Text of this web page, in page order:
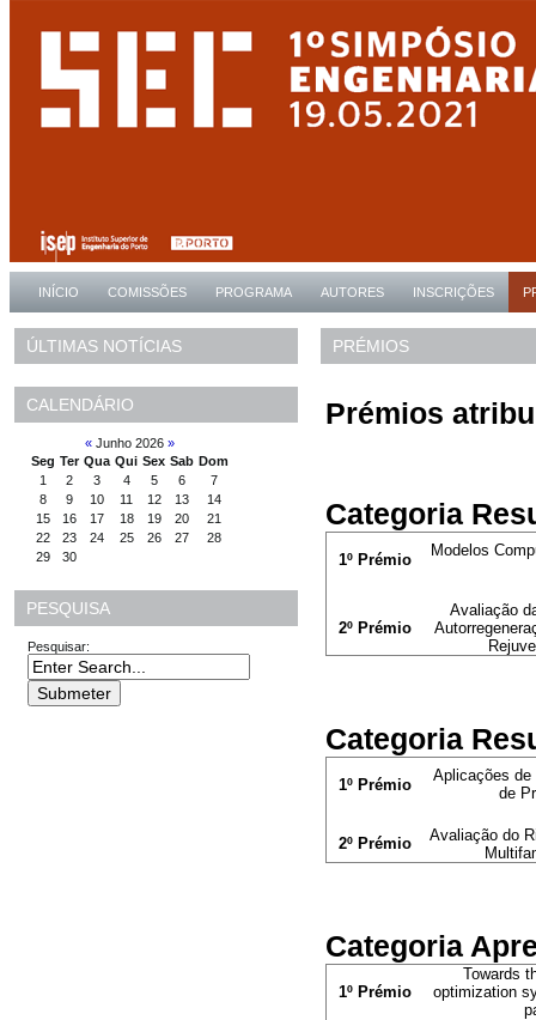
INÍCIO COMISSÕES PROGRAMA AUTORES INSCRIÇÕES
ÚLTIMAS NOTÍCIAS
CALENDÁRIO
« Junho 2026 »
Seg Ter Qua Qui Sex Sab Dom
1
2 3 4 5 6
7
8
9 10 11 12 13
14
15
16 17 18 19 20
21
22
23 24 25 26 27
28
29
30
PESQUISA
Pesquisar:
PRÉMIOS
Prémios
Categoria
1º Prémio
Modelos
2º Prémio
Avaliação
Categoria
1º Prémio
Aplicações de
de
2º Prémio
Avaliação do
Categoria
1º Prémio
Towards
optimization